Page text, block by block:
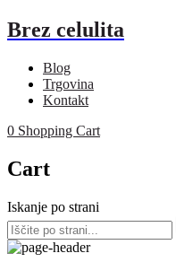
Brez celulita
Blog
Trgovina
Kontakt
0 Shopping Cart
Cart
Iskanje po strani